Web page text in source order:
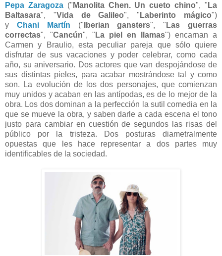
Pepa Zaragoza(" Manolita Chen. Un cueto chino", " La
Baltasara", "Vida de Galileo", " Laberinto mágico")
y Chani Martín (" Iberian gansters", " Las guerras
correctas", "Cancún", " La piel en llamas") encarnan a
Carmen y Braulio, esta peculiar pareja que sólo quiere
disfrutar de sus vacaciones y poder celebrar, como cada
año, su aniversario. Dos actores que van despojándose de
sus distintas pieles, para acabar mostrándose tal y como
son. La evolución de los dos personajes, que comienzan
muy unidos y acaban en las antípodas, es de lo mejor de la
obra. Los dos dominan a la perfección la sutil comedia en la
que se mueve la obra, y saben darle a cada escena el tono
justo para cambiar en cuestión de segundos las risas del
público por la tristeza. Dos posturas diametralmente
opuestas que les hace representar a dos partes muy
identificables de la sociedad.